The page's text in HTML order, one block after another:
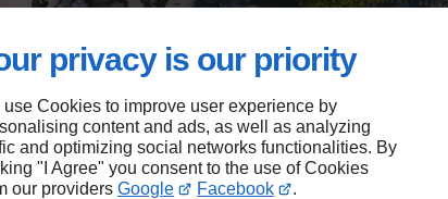
privacy is our priority
use Cookies to improve user experience by
content and ads, as well as analyzing
and optimizing social networks functionalities. By
"I Agree" you consent to the use of Cookies
our providers Google Facebook .